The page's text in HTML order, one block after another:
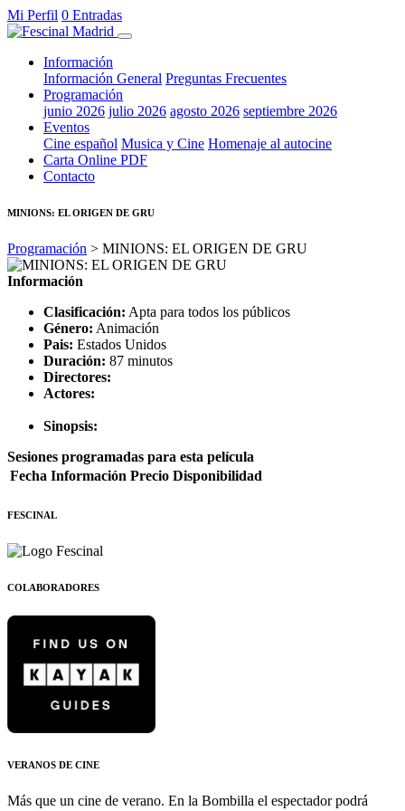
Mi Perfil 0 Entradas
Información
Información General Preguntas Frecuentes
Programación
junio 2026 julio 2026 agosto 2026 septiembre 2026
Eventos
Cine español Musica y Cine Homenaje al autocine
Carta Online PDF
Contacto
MINIONS: EL ORIGEN DE GRU
Programación > MINIONS: EL ORIGEN DE GRU
Información
Clasificación: Apta para todos los públicos
Género: Animación
Pais: Estados Unidos
Duración: 87 minutos
Directores:
Actores:
Sinopsis:
Sesiones programadas para esta película
Fecha Información Precio Disponibilidad
FESCINAL
COLABORADORES
VERANOS DE CINE
Más que un cine de verano. En la Bombilla el espectador podrá